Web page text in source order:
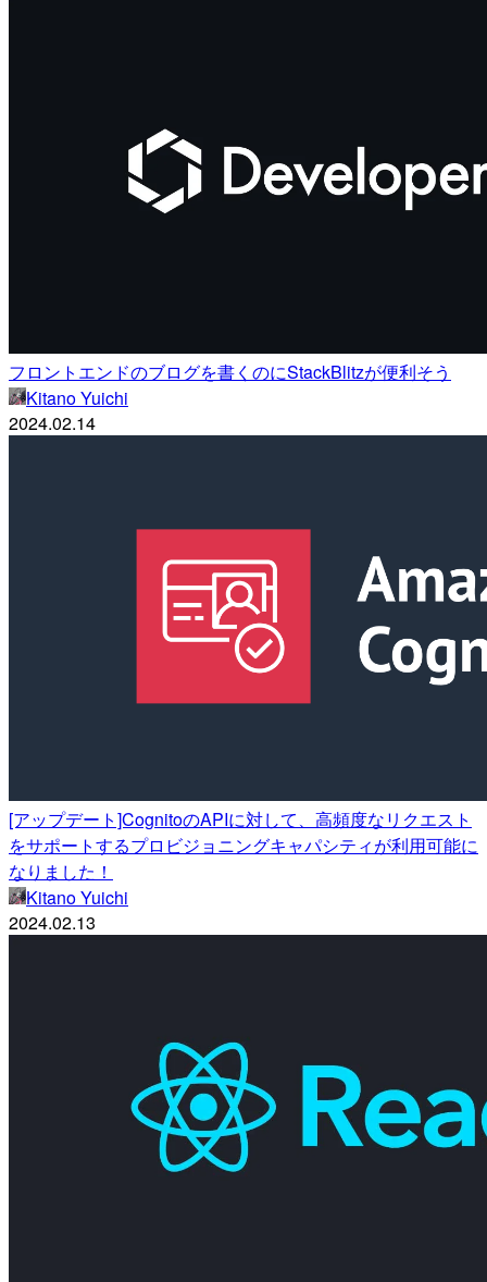
フロントエンドのブログを書くのにStackBlitzが便利そう
Kitano Yuichi
2024.02.14
[アップデート]CognitoのAPIに対して、高頻度なリクエスト
をサポートするプロビジョニングキャパシティが利用可能に
なりました！
Kitano Yuichi
2024.02.13